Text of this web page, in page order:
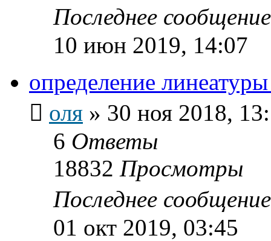
Последнее
10 июн 2019, 14:07
определение линеатуры
оля » 30 ноя 2018,
6 Ответы
18832 Просмотры
Последнее
01 окт 2019, 03:45